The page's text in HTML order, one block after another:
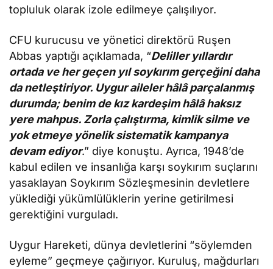
topluluk olarak izole edilmeye çalışılıyor.
CFU kurucusu ve yönetici direktörü Ruşen
Abbas yaptığı açıklamada, “Deliller yıllardır
ortada ve her geçen yıl soykırım gerçeğini daha
da netleştiriyor. Uygur aileler hâlâ parçalanmış
durumda; benim de kız kardeşim hâlâ haksız
yere mahpus. Zorla çalıştırma, kimlik silme ve
yok etmeye yönelik sistematik kampanya
devam ediyor.” diye konuştu. Ayrıca, 1948’de
kabul edilen ve insanlığa karşı soykırım suçlarını
yasaklayan Soykırım Sözleşmesinin devletlere
yüklediği yükümlülüklerin yerine getirilmesi
gerektiğini vurguladı.
Uygur Hareketi, dünya devletlerini “söylemden
eyleme” geçmeye çağırıyor. Kuruluş, mağdurları